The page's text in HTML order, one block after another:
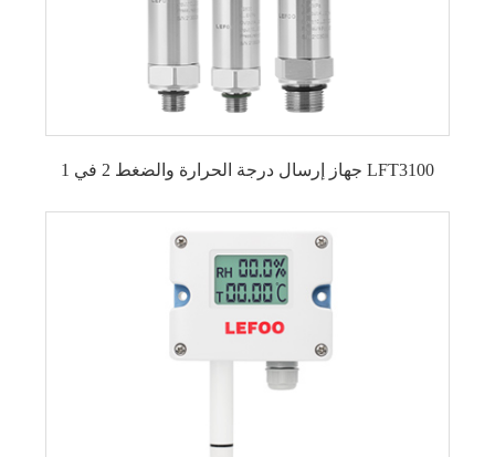
جهاز إرسال درجة الحرارة والضغط 2 في 1 LFT3100